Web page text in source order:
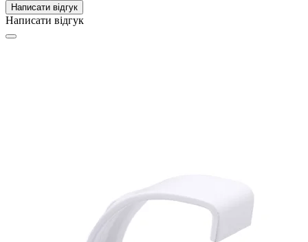
Написати відгук
Написати відгук